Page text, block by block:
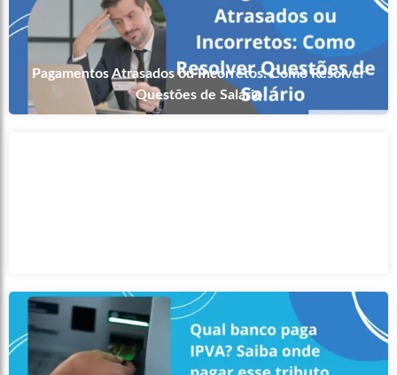
Pagamentos Atrasados ou Incorretos: Como Resolver
Questões de Salário